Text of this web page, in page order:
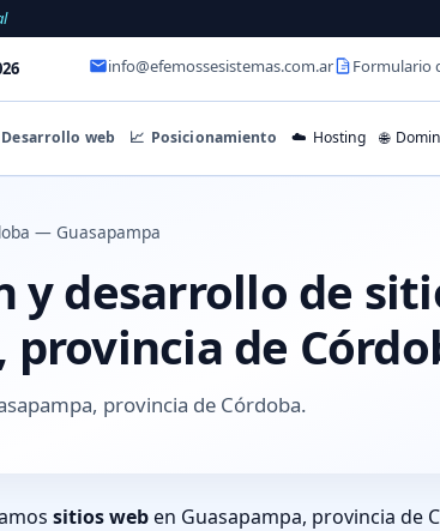
info@efemossesistemas.com.ar Formulario
Desarrollo web 📈 Posicionamiento ☁️ Hosting 🌐
— Guasapampa
y desarrollo de
provincia de
provincia de Córdoba.
sitios weben Guasapampa, provincia de